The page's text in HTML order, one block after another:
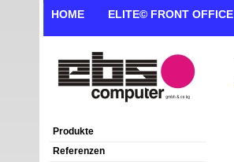
HOME ELITE© FRONT OFFICE
Produkte
Referenzen